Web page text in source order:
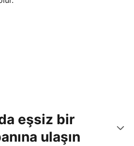
eşsiz bir
ulaşın